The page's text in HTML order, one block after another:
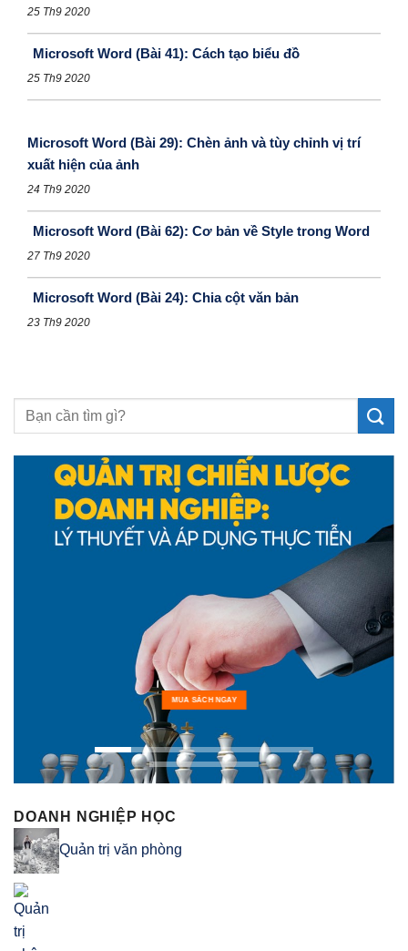
25 Th9 2020
Microsoft Word (Bài 41): Cách tạo biểu đồ
25 Th9 2020
Microsoft Word (Bài 29): Chèn ảnh và tùy chỉnh vị trí
xuất hiện của ảnh
24 Th9 2020
Microsoft Word (Bài 62): Cơ bản về Style trong Word
27 Th9 2020
Microsoft Word (Bài 24): Chia cột văn bản
23 Th9 2020
MUA SÁCH NGAY
DOANH NGHIỆP HỌC
Quản trị văn phòng